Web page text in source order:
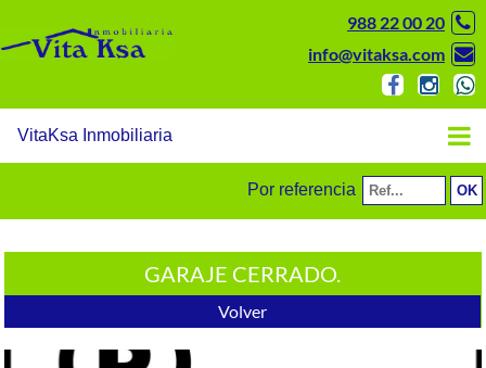
988 22 00 20
info@vitaksa.com
VitaKsa Inmobiliaria
Por referencia
GARAJE CERRADO.
Volver